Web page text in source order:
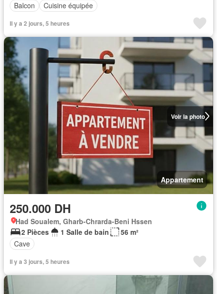
Balcon
Cuisine équipée
Il y a 2 jours, 5 heures
Voir la photo
Appartement
250.000 DH
Had Soualem, Gharb-Chrarda-Beni Hssen
2 Pièces
1 Salle de bain
56 m²
Cave
Il y a 3 jours, 5 heures